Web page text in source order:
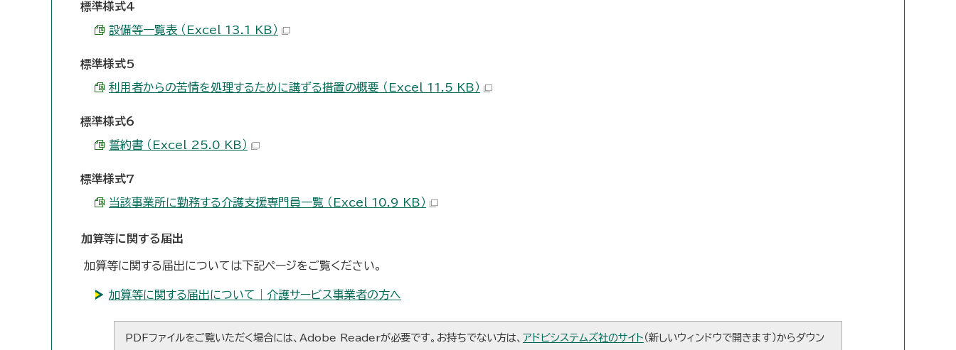
標準様式4
設備等一覧表 （Excel 13.1 KB）
標準様式5
利用者からの苦情を処理するために講ずる措置の概要 （Excel 11.5 KB）
標準様式6
誓約書 （Excel 25.0 KB）
標準様式7
当該事業所に勤務する介護支援専門員一覧 （Excel 10.9 KB）
加算等に関する届出
加算等に関する届出については下記ページをご覧ください。
加算等に関する届出について｜介護サービス事業者の方へ
PDFファイルをご覧いただく場合には、Adobe Readerが必要です。お持ちでない方は、 アドビシステムズ社のサイト （新しいウィンドウで開きます）からダウン